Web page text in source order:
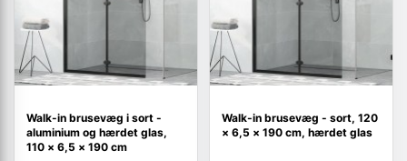
Walk-in brusevæg i sort -
aluminium og hærdet glas,
110 × 6,5 × 190 cm
Walk-in brusevæg - sort, 120
× 6,5 × 190 cm, hærdet glas